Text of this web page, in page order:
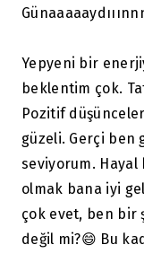
Yepyeni bir
beklentim çok.
Pozitif
güzeli. Gerçi ben
seviyorum.
olmak bana iyi
çok evet, ben bir
değil mi?😄 Bu